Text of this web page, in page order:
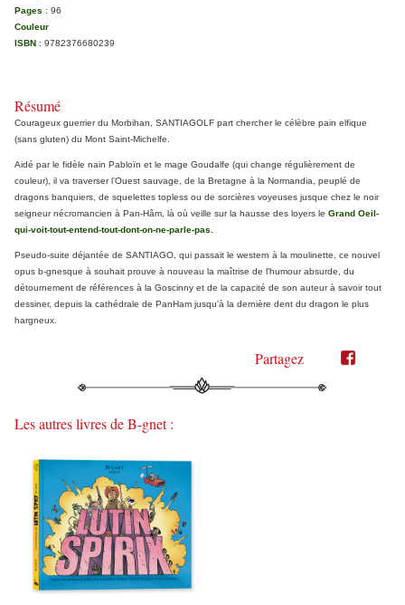
Pages : 96
Couleur
ISBN : 9782376680239
Résumé
Courageux guerrier du Morbihan, SANTIAGOLF part chercher le célèbre pain elfique
(sans gluten) du Mont Saint-Michelfe.
Aidé par le fidèle nain Pabloïn et le mage Goudalfe (qui change régulièrement de
couleur), il va traverser l’Ouest sauvage, de la Bretagne à la Normandia, peuplé de
dragons banquiers, de squelettes topless ou de sorcières voyeuses jusque chez le noir
seigneur nécromancien à Pan-Hâm, là où veille sur la hausse des loyers le Grand Oeil-
qui-voit-tout-entend-tout-dont-on-ne-parle-pas.
Pseudo-suite déjantée de SANTIAGO, qui passait le western à la moulinette, ce nouvel
opus b-gnesque à souhait prouve à nouveau la maîtrise de l'humour absurde, du
détournement de références à la Goscinny et de la capacité de son auteur à savoir tout
dessiner, depuis la cathédrale de PanHam jusqu'à la dernière dent du dragon le plus
hargneux.
Partagez
Partager
Twitter"
Partager
Les autres livres de B-gnet :